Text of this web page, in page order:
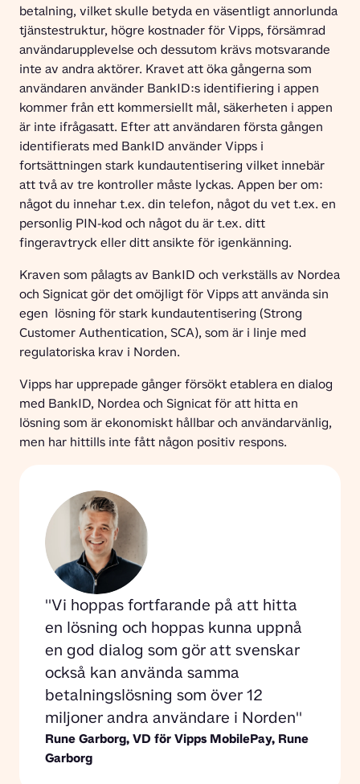
betalning, vilket skulle betyda en väsentligt annorlunda
tjänstestruktur, högre kostnader för Vipps, försämrad
användarupplevelse och dessutom krävs motsvarande
inte av andra aktörer. Kravet att öka gångerna som
användaren använder BankID:s identifiering i appen
kommer från ett kommersiellt mål, säkerheten i appen
är inte ifrågasatt. Efter att användaren första gången
identifierats med BankID använder Vipps i
fortsättningen stark kundautentisering vilket innebär
att två av tre kontroller måste lyckas. Appen ber om:
något du innehar t.ex. din telefon, något du vet t.ex. en
personlig PIN-kod och något du är t.ex. ditt
fingeravtryck eller ditt ansikte för igenkänning.
Kraven som pålagts av BankID och verkställs av Nordea
och Signicat gör det omöjligt för Vipps att använda sin
egen  lösning för stark kundautentisering (Strong
Customer Authentication, SCA), som är i linje med
regulatoriska krav i Norden.
Vipps har upprepade gånger försökt etablera en dialog
med BankID, Nordea och Signicat för att hitta en
lösning som är ekonomiskt hållbar och användarvänlig,
men har hittills inte fått någon positiv respons.
Vi hoppas fortfarande på att hitta
en lösning och hoppas kunna uppnå
en god dialog som gör att svenskar
också kan använda samma
betalningslösning som över 12
miljoner andra användare i Norden
Rune Garborg, VD för Vipps MobilePay, Rune
Garborg